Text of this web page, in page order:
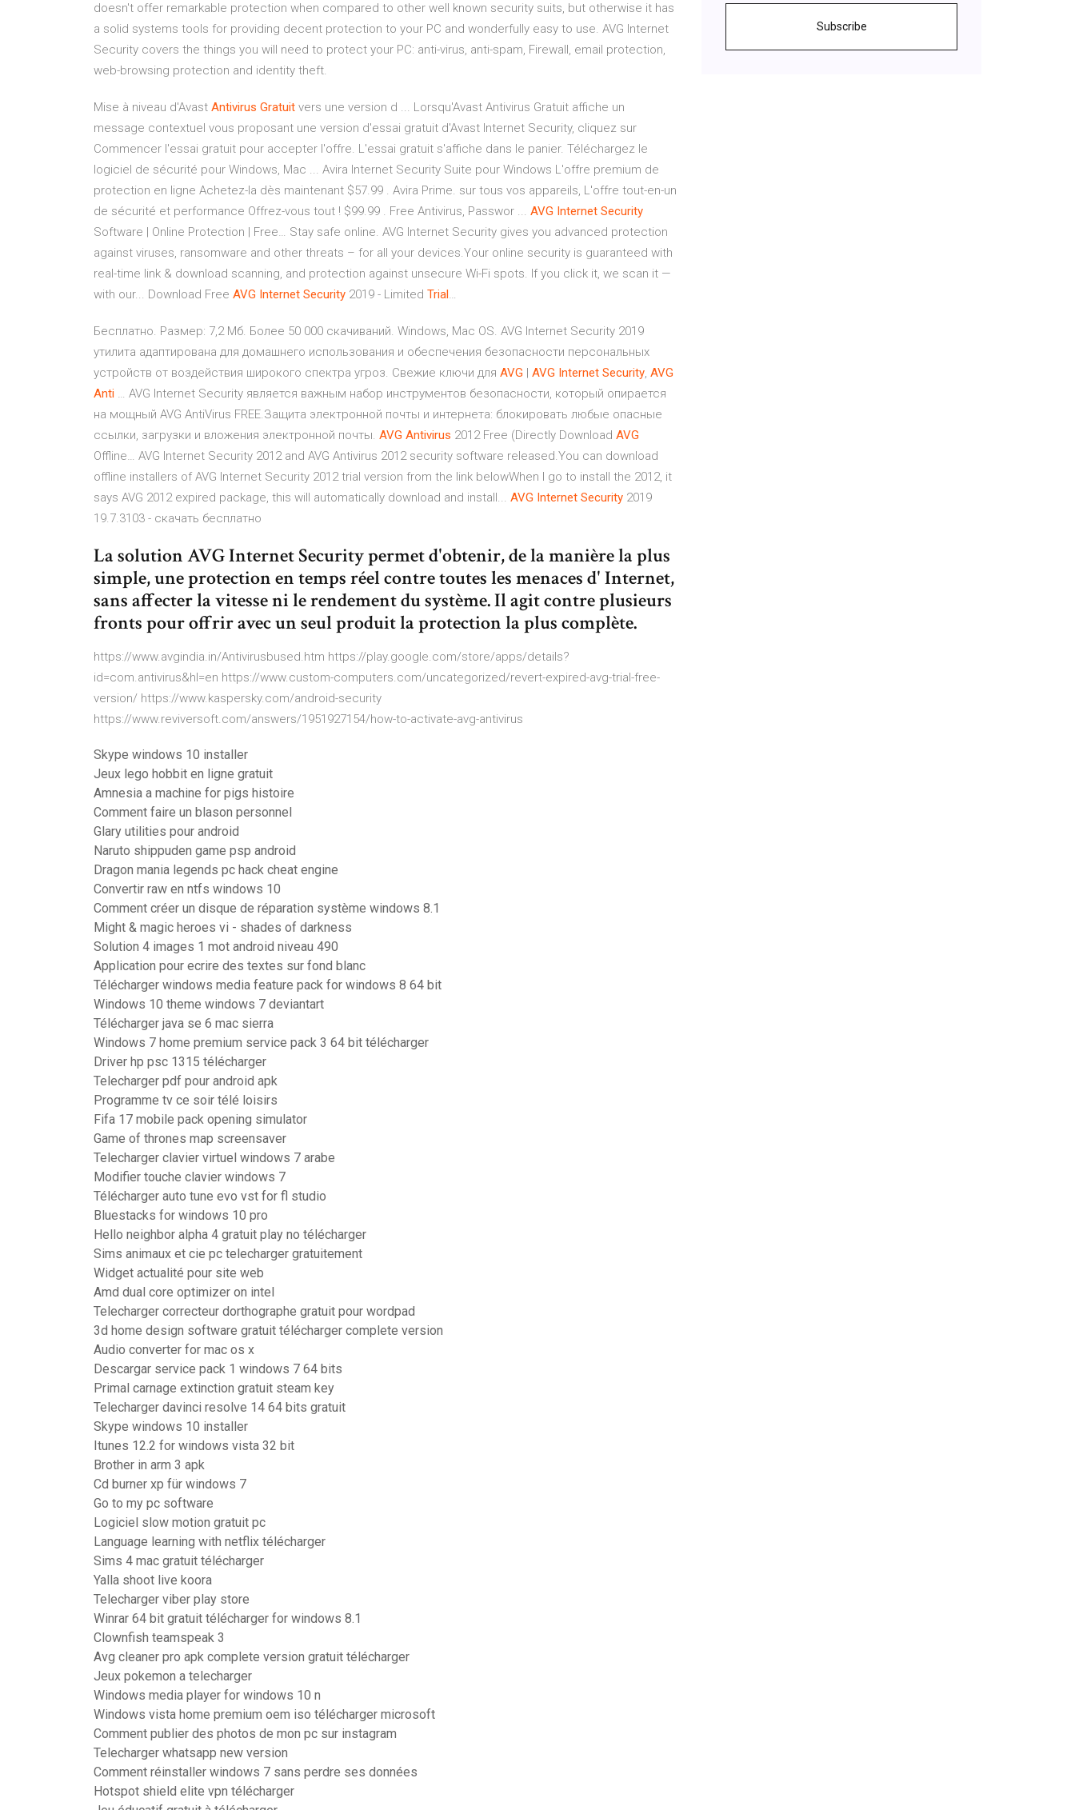
doesn't offer remarkable protection when compared to other well known security suits, but otherwise it has
a solid systems tools for providing decent protection to your PC and wonderfully easy to use. AVG Internet
Security covers the things you will need to protect your PC: anti-virus, anti-spam, Firewall, email protection,
web-browsing protection and identity theft.
Mise à niveau d'Avast Antivirus Gratuit vers une version d ... Lorsqu'Avast Antivirus Gratuit affiche un
message contextuel vous proposant une version d'essai gratuit d'Avast Internet Security, cliquez sur
Commencer l'essai gratuit pour accepter l'offre. L'essai gratuit s'affiche dans le panier. Téléchargez le
logiciel de sécurité pour Windows, Mac ... Avira Internet Security Suite pour Windows L'offre premium de
protection en ligne Achetez-la dès maintenant $57.99 . Avira Prime. sur tous vos appareils, L'offre tout-en-un
de sécurité et performance Offrez-vous tout ! $99.99 . Free Antivirus, Passwor ... AVG Internet Security
Software | Online Protection | Free… Stay safe online. AVG Internet Security gives you advanced protection
against viruses, ransomware and other threats – for all your devices.Your online security is guaranteed with
real-time link & download scanning, and protection against unsecure Wi-Fi spots. If you click it, we scan it —
with our... Download Free AVG Internet Security 2019 - Limited Trial…
Бесплатно. Размер: 7,2 Мб. Более 50 000 скачиваний. Windows, Mac OS. AVG Internet Security 2019
утилита адаптирована для домашнего использования и обеспечения безопасности персональных
устройств от воздействия широкого спектра угроз. Свежие ключи для AVG | AVG Internet Security, AVG
Anti … AVG Internet Security является важным набор инструментов безопасности, который опирается
на мощный AVG AntiVirus FREE.Защита электронной почты и интернета: блокировать любые опасные
ссылки, загрузки и вложения электронной почты. AVG Antivirus 2012 Free (Directly Download AVG
Offline… AVG Internet Security 2012 and AVG Antivirus 2012 security software released.You can download
offline installers of AVG Internet Security 2012 trial version from the link belowWhen I go to install the 2012, it
says AVG 2012 expired package, this will automatically download and install... AVG Internet Security 2019
19.7.3103 - скачать бесплатно
La solution AVG Internet Security permet d'obtenir, de la manière la plus
simple, une protection en temps réel contre toutes les menaces d' Internet,
sans affecter la vitesse ni le rendement du système. Il agit contre plusieurs
fronts pour offrir avec un seul produit la protection la plus complète.
https://www.avgindia.in/Antivirusbused.htm https://play.google.com/store/apps/details?
id=com.antivirus&hl=en https://www.custom-computers.com/uncategorized/revert-expired-avg-trial-free-
version/ https://www.kaspersky.com/android-security
https://www.reviversoft.com/answers/1951927154/how-to-activate-avg-antivirus
Skype windows 10 installer
Jeux lego hobbit en ligne gratuit
Amnesia a machine for pigs histoire
Comment faire un blason personnel
Glary utilities pour android
Naruto shippuden game psp android
Dragon mania legends pc hack cheat engine
Convertir raw en ntfs windows 10
Comment créer un disque de réparation système windows 8.1
Might & magic heroes vi - shades of darkness
Solution 4 images 1 mot android niveau 490
Application pour ecrire des textes sur fond blanc
Télécharger windows media feature pack for windows 8 64 bit
Windows 10 theme windows 7 deviantart
Télécharger java se 6 mac sierra
Windows 7 home premium service pack 3 64 bit télécharger
Driver hp psc 1315 télécharger
Telecharger pdf pour android apk
Programme tv ce soir télé loisirs
Fifa 17 mobile pack opening simulator
Game of thrones map screensaver
Telecharger clavier virtuel windows 7 arabe
Modifier touche clavier windows 7
Télécharger auto tune evo vst for fl studio
Bluestacks for windows 10 pro
Hello neighbor alpha 4 gratuit play no télécharger
Sims animaux et cie pc telecharger gratuitement
Widget actualité pour site web
Amd dual core optimizer on intel
Telecharger correcteur dorthographe gratuit pour wordpad
3d home design software gratuit télécharger complete version
Audio converter for mac os x
Descargar service pack 1 windows 7 64 bits
Primal carnage extinction gratuit steam key
Telecharger davinci resolve 14 64 bits gratuit
Skype windows 10 installer
Itunes 12.2 for windows vista 32 bit
Brother in arm 3 apk
Cd burner xp für windows 7
Go to my pc software
Logiciel slow motion gratuit pc
Language learning with netflix télécharger
Sims 4 mac gratuit télécharger
Yalla shoot live koora
Telecharger viber play store
Winrar 64 bit gratuit télécharger for windows 8.1
Clownfish teamspeak 3
Avg cleaner pro apk complete version gratuit télécharger
Jeux pokemon a telecharger
Windows media player for windows 10 n
Windows vista home premium oem iso télécharger microsoft
Comment publier des photos de mon pc sur instagram
Telecharger whatsapp new version
Comment réinstaller windows 7 sans perdre ses données
Hotspot shield elite vpn télécharger
Subscribe